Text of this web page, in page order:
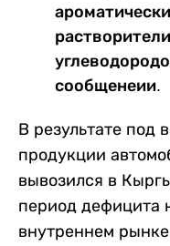
сообщенеии.
В результате под
продукции
вывозился в
период дефицита
внутреннем